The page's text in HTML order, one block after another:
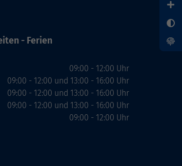
- Ferien
09:00 - 12:00 Uhr
09:00 - 12:00 und 13:00 - 16:00 Uhr
09:00 - 12:00 und 13:00 - 16:00 Uhr
09:00 - 12:00 und 13:00 - 16:00 Uhr
09:00 - 12:00 Uhr